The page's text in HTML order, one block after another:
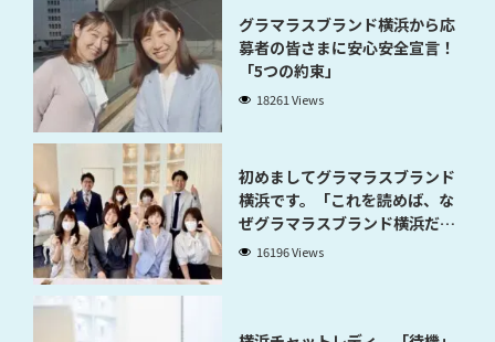
グラマラスブランド横浜から応
募者の皆さまに安心安全宣言！
「5つの約束」
18261 Views
初めましてグラマラスブランド
横浜です。「これを読めば、な
ぜグラマラスブランド横浜だと
稼げるのかが分かります」
16196 Views